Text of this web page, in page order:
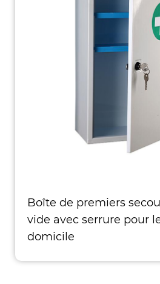
Boîte de premiers
vide avec serrure pour
domicile